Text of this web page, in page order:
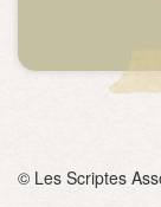
© Les Scriptes